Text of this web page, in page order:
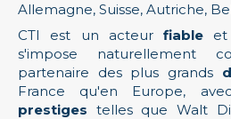
Allemagne, Suisse, Autriche,
CTI est un acteurfiable et
s'impose naturellement
partenaire des plus grands
France qu'en Europe,
prestiges telles que Walt